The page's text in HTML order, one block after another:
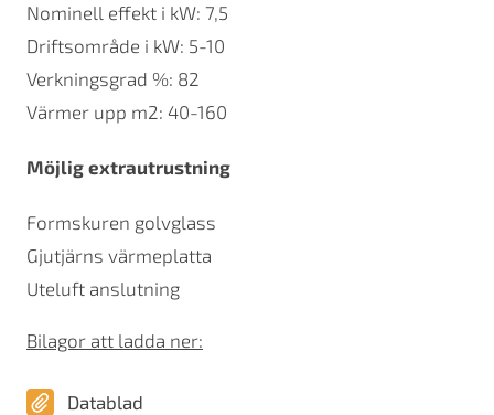
Nominell effekt i kW: 7,5
Driftsområde i kW: 5-10
Verkningsgrad %: 82
Värmer upp m2: 40-160
Möjlig extrautrustning
Formskuren golvglass
Gjutjärns värmeplatta
Uteluft anslutning
Bilagor att ladda ner:
Datablad